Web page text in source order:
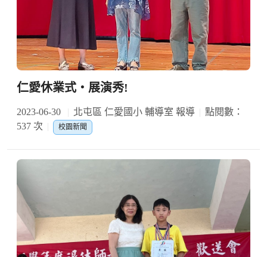
仁愛休業式‧展演秀!
2023-06-30 北屯區 仁愛國小 輔導室 報導
點閱數：
537 次
校園新聞